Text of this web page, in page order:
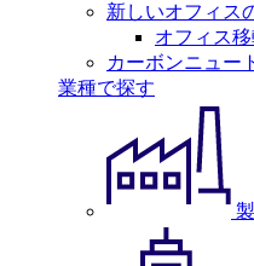
新しいオフィス
オフィス
カーボンニュー
業種で探す